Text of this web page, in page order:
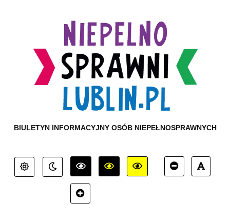
BIULETYN INFORMACYJNY OSÓB NIEPEŁNOSPRAWNYCH